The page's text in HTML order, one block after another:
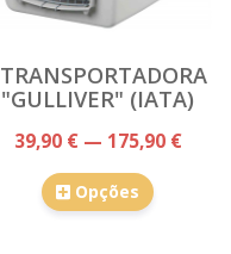
TRANSPORTADORA
"GULLIVER" (IATA)
39,90 € — 175,90 €
Opções